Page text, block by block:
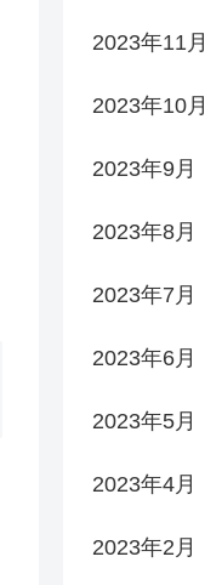
2023年11月
2023年10月
2023年9月
2023年8月
2023年7月
2023年6月
2023年5月
2023年4月
2023年2月